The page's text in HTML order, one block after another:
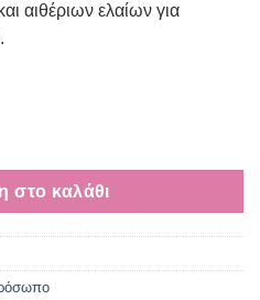
αιθέριων ελαίων για
ποσότητα
στο καλάθι